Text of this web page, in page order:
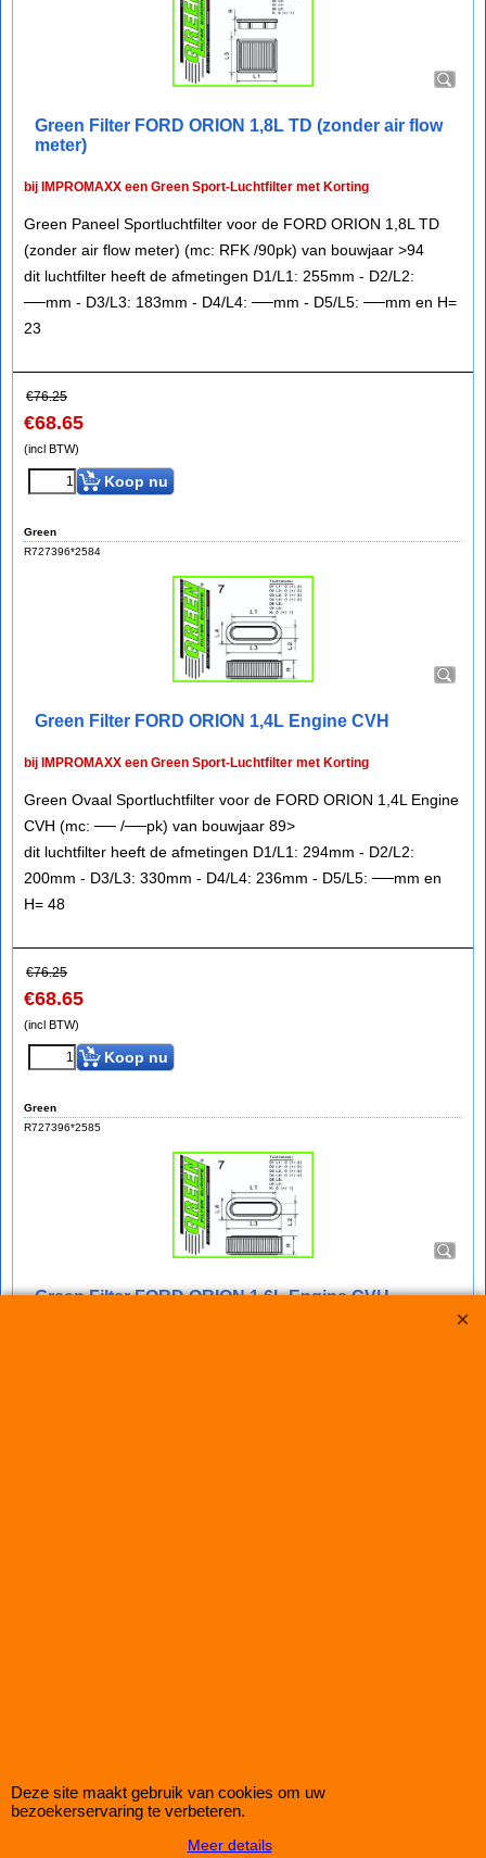
Green Filter FORD ORION 1,8L TD (zonder air flow
meter)
bij IMPROMAXX een Green Sport-Luchtfilter met Korting
Green Paneel Sportluchtfilter voor de FORD ORION 1,8L TD
(zonder air flow meter) (mc: RFK /90pk) van bouwjaar >94
dit luchtfilter heeft de afmetingen D1/L1: 255mm - D2/L2:
──mm - D3/L3: 183mm - D4/L4: ──mm - D5/L5: ──mm en H=
23
€76.25
€68.65
(incl BTW)
Koop nu
Green
R727396*2584
Green Filter FORD ORION 1,4L Engine CVH
bij IMPROMAXX een Green Sport-Luchtfilter met Korting
Green Ovaal Sportluchtfilter voor de FORD ORION 1,4L Engine
CVH (mc: ── /──pk) van bouwjaar 89>
dit luchtfilter heeft de afmetingen D1/L1: 294mm - D2/L2:
200mm - D3/L3: 330mm - D4/L4: 236mm - D5/L5: ──mm en
H= 48
€76.25
€68.65
(incl BTW)
Koop nu
Green
R727396*2585
Green Filter FORD ORION 1,6L Engine CVH
Deze site maakt gebruik van cookies om uw
bezoekerservaring te verbeteren.
Meer details